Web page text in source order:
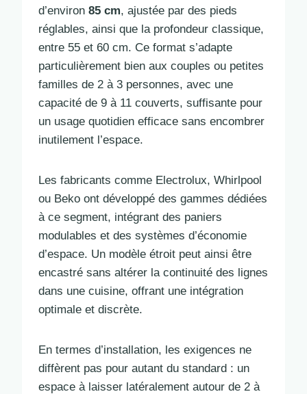
d’environ 85 cm, ajustée par des pieds
réglables, ainsi que la profondeur classique,
entre 55 et 60 cm. Ce format s’adapte
particulièrement bien aux couples ou petites
familles de 2 à 3 personnes, avec une
capacité de 9 à 11 couverts, suffisante pour
un usage quotidien efficace sans encombrer
inutilement l’espace.
Les fabricants comme Electrolux, Whirlpool
ou Beko ont développé des gammes dédiées
à ce segment, intégrant des paniers
modulables et des systèmes d’économie
d’espace. Un modèle étroit peut ainsi être
encastré sans altérer la continuité des lignes
dans une cuisine, offrant une intégration
optimale et discrète.
En termes d’installation, les exigences ne
diffèrent pas pour autant du standard : un
espace à laisser latéralement autour de 2 à